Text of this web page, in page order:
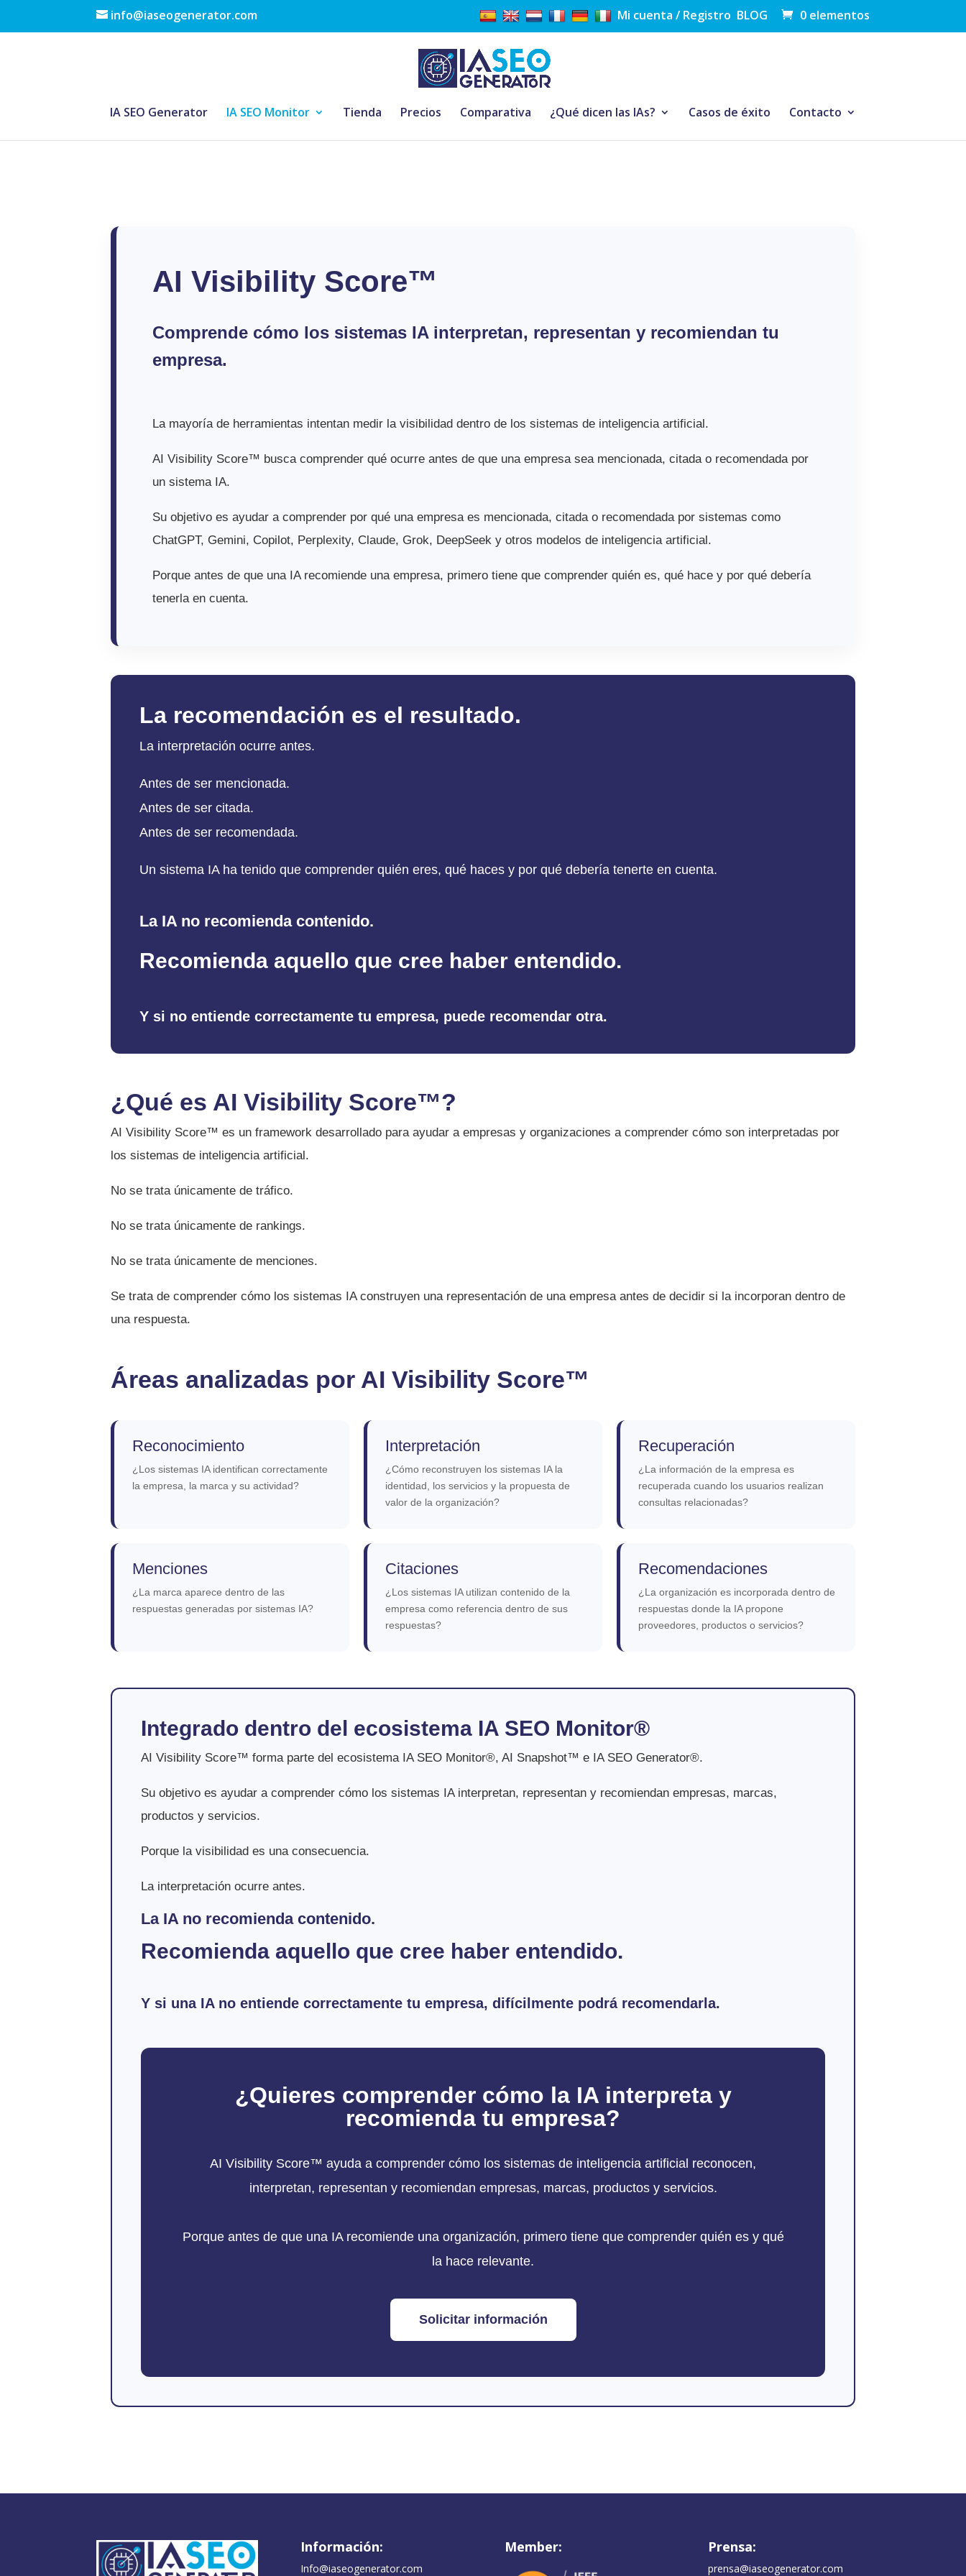
info@iaseogenerator.com Mi cuenta / Registro BLOG 0 elementos
IA SEO Generator IA SEO Monitor Tienda Precios Comparativa ¿Qué dicen las IAs? Casos de éxito Contacto
AI Visibility Score™
Comprende cómo los sistemas IA interpretan, representan y recomiendan tu
empresa.
La mayoría de herramientas intentan medir la visibilidad dentro de los sistemas de inteligencia artificial.
AI Visibility Score™ busca comprender qué ocurre antes de que una empresa sea mencionada, citada o recomendada por
un sistema IA.
Su objetivo es ayudar a comprender por qué una empresa es mencionada, citada o recomendada por sistemas como
ChatGPT, Gemini, Copilot, Perplexity, Claude, Grok, DeepSeek y otros modelos de inteligencia artificial.
Porque antes de que una IA recomiende una empresa, primero tiene que comprender quién es, qué hace y por qué debería
tenerla en cuenta.
La recomendación es el resultado.
La interpretación ocurre antes.
Antes de ser mencionada.
Antes de ser citada.
Antes de ser recomendada.
Un sistema IA ha tenido que comprender quién eres, qué haces y por qué debería tenerte en cuenta.
La IA no recomienda contenido.
Recomienda aquello que cree haber entendido.
Y si no entiende correctamente tu empresa, puede recomendar otra.
¿Qué es AI Visibility Score™?
AI Visibility Score™ es un framework desarrollado para ayudar a empresas y organizaciones a comprender cómo son interpretadas por
los sistemas de inteligencia artificial.
No se trata únicamente de tráfico.
No se trata únicamente de rankings.
No se trata únicamente de menciones.
Se trata de comprender cómo los sistemas IA construyen una representación de una empresa antes de decidir si la incorporan dentro de
una respuesta.
Áreas analizadas por AI Visibility Score™
Reconocimiento
¿Los sistemas IA identifican correctamente
la empresa, la marca y su actividad?
Interpretación
¿Cómo reconstruyen los sistemas IA la
identidad, los servicios y la propuesta de
valor de la organización?
Recuperación
¿La información de la empresa es
recuperada cuando los usuarios realizan
consultas relacionadas?
Menciones
¿La marca aparece dentro de las
respuestas generadas por sistemas IA?
Citaciones
¿Los sistemas IA utilizan contenido de la
empresa como referencia dentro de sus
respuestas?
Recomendaciones
¿La organización es incorporada dentro de
respuestas donde la IA propone
proveedores, productos o servicios?
Integrado dentro del ecosistema IA SEO Monitor®
AI Visibility Score™ forma parte del ecosistema IA SEO Monitor®, AI Snapshot™ e IA SEO Generator®.
Su objetivo es ayudar a comprender cómo los sistemas IA interpretan, representan y recomiendan empresas, marcas,
productos y servicios.
Porque la visibilidad es una consecuencia.
La interpretación ocurre antes.
La IA no recomienda contenido.
Recomienda aquello que cree haber entendido.
Y si una IA no entiende correctamente tu empresa, difícilmente podrá recomendarla.
¿Quieres comprender cómo la IA interpreta y
recomienda tu empresa?
AI Visibility Score™ ayuda a comprender cómo los sistemas de inteligencia artificial reconocen,
interpretan, representan y recomiendan empresas, marcas, productos y servicios.
Porque antes de que una IA recomiende una organización, primero tiene que comprender quién es y qué
la hace relevante.
Solicitar información
Información:
Info@iaseogenerator.com
Member: Prensa:
prensa@iaseogenerator.com